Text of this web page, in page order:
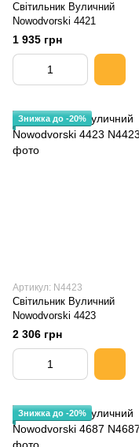
Світильник Вуличний
Nowodvorski 4421
1 935 грн
Знижка до -20%
Артикул: N4423
Світильник Вуличний
Nowodvorski 4423
2 306 грн
Знижка до -20%